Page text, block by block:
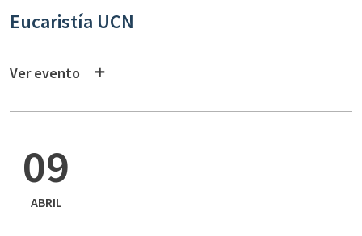
Eucaristía UCN
Ver evento
09
ABRIL